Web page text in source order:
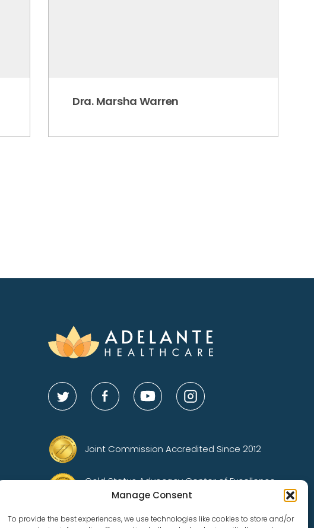
Manage Consent
To provide the best experiences, we use technologies like cookies to store and/or
Dra. Marsha Warren
Joint Commission Accredited Since 2012
Gold Status Advocacy Center of Excellence
Accredited